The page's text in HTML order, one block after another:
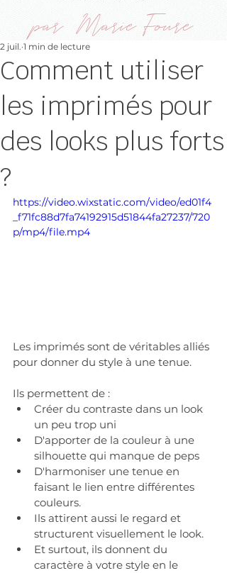
par Marie Foure
Comment utiliser
les imprimés pour
des looks plus forts
?
2 juil. 1 min de lecture
https://video.wixstatic.com/video/ed01f4
_f71fc88d7fa74192915d51844fa27237/720
p/mp4/file.mp4
Les imprimés sont de véritables alliés
pour donner du style à une tenue.
Ils permettent de :
Créer du contraste dans un look
un peu trop uni
D'apporter de la couleur à une
silhouette qui manque de peps
D'harmoniser une tenue en
faisant le lien entre différentes
couleurs.
Ils attirent aussi le regard et
structurent visuellement le look.
Et surtout, ils donnent du
caractère à votre style en le